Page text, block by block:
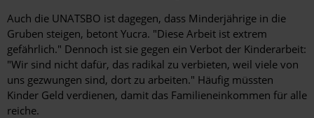
Auch die UNATSBO ist dagegen, dass Minderjährige in die
Gruben steigen, betont Yucra. "Diese Arbeit ist extrem
gefährlich." Dennoch ist sie gegen ein Verbot der Kinderarbeit:
"Wir sind nicht dafür, das radikal zu verbieten, weil viele von
uns gezwungen sind, dort zu arbeiten." Häufig müssten
Kinder Geld verdienen, damit das Familieneinkommen für alle
reiche.